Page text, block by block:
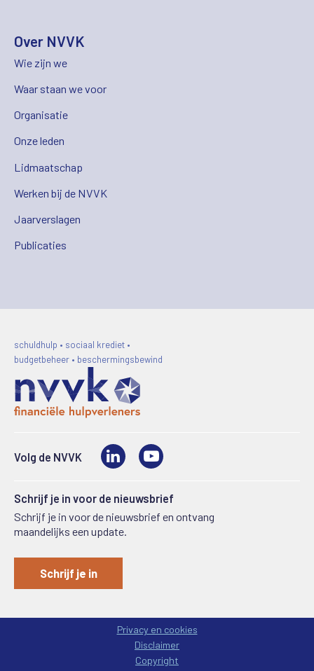
Over NVVK
Wie zijn we
Waar staan we voor
Organisatie
Onze leden
Lidmaatschap
Werken bij de NVVK
Jaarverslagen
Publicaties
schuldhulp • sociaal krediet •
budgetbeheer • beschermingsbewind
Volg de NVVK LinkedIn
Schrijf je in voor de nieuwsbrief
Schrijf je in voor de nieuwsbrief en ontvang
maandelijks een update.
Schrijf je in
Privacy en cookies
Disclaimer
Copyright